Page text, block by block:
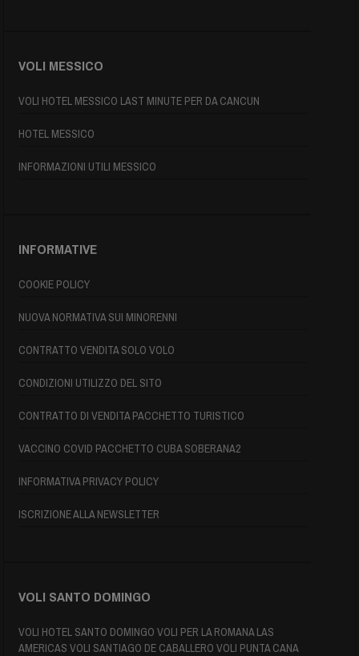
VOLI MESSICO
VOLI HOTEL MESSICO LAST MINUTE PER DA CANCUN
HOTEL MESSICO
INFORMAZIONI UTILI MESSICO
INFORMATIVE
COOKIE POLICY
NUOVA NORMATIVA SUI MINORENNI
CONTRATTO VENDITA SOLO VOLO
CONDIZIONI UTILIZZO DEL SITO
CONTRATTO DI VENDITA PACCHETTO TURISTICO
VACCINO COVID PACCHETTO CUBA SOBERANA2
INFORMATIVA PRIVACY POLICY
ISCRIZIONE ALLA NEWSLETTER
VOLI SANTO DOMINGO
VOLI HOTEL SANTO DOMINGO VOLI PER LA ROMANA LAS
AMERICAS VOLI SANTIAGO DE CABALLERO VOLI PUNTA CANA